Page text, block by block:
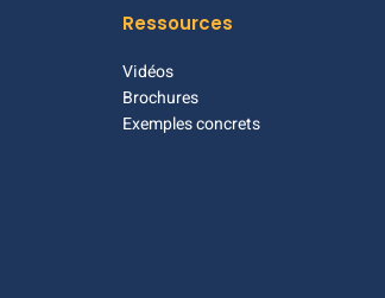
Ressources
Vidéos
Brochures
Exemples concrets